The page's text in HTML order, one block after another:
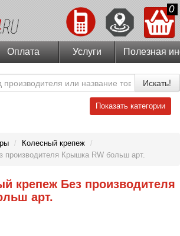
0
Оплата Услуги Полезная
Искать!
Показать категории
/ Колесный крепеж /
производителя Крышка RW больш арт.
крепеж Без производителя
арт.